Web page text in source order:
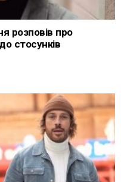
розповів про
стосунків